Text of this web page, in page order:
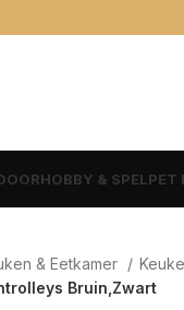
HOBBY & SPEL PET
& Eetkamer
Bruin,Zwart